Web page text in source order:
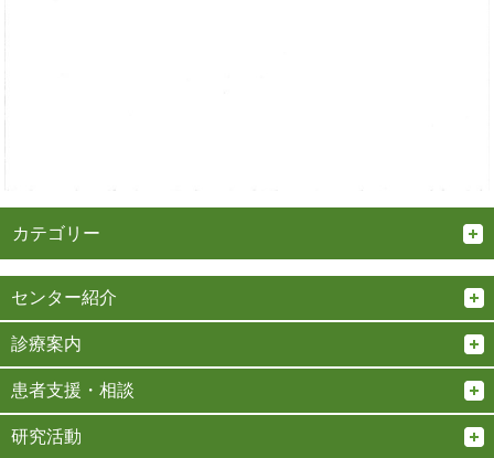
カテゴリー
センター紹介
診療案内
患者支援・相談
研究活動